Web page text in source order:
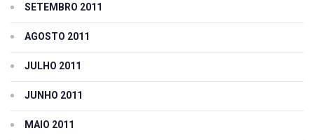
SETEMBRO 2011
AGOSTO 2011
JULHO 2011
JUNHO 2011
MAIO 2011